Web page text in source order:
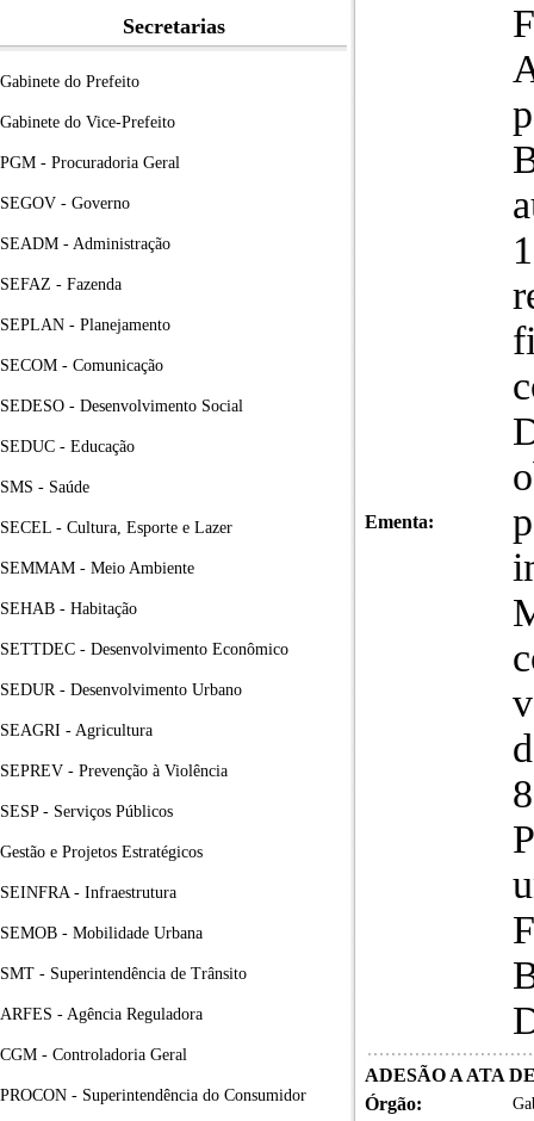
Secretarias
Gabinete do Prefeito
Gabinete do Vice-Prefeito
PGM - Procuradoria Geral
SEGOV - Governo
SEADM - Administração
SEFAZ - Fazenda
SEPLAN - Planejamento
SECOM - Comunicação
SEDESO - Desenvolvimento Social
SEDUC - Educação
SMS - Saúde
SECEL - Cultura, Esporte e Lazer
SEMMAM - Meio Ambiente
SEHAB - Habitação
SETTDEC - Desenvolvimento Econômico
SEDUR - Desenvolvimento Urbano
SEAGRI - Agricultura
SEPREV - Prevenção à Violência
SESP - Serviços Públicos
Gestão e Projetos Estratégicos
SEINFRA - Infraestrutura
SEMOB - Mobilidade Urbana
SMT - Superintendência de Trânsito
ARFES - Agência Reguladora
CGM - Controladoria Geral
PROCON - Superintendência do Consumidor
Ementa:
ADESÃO A ATA
Órgão: